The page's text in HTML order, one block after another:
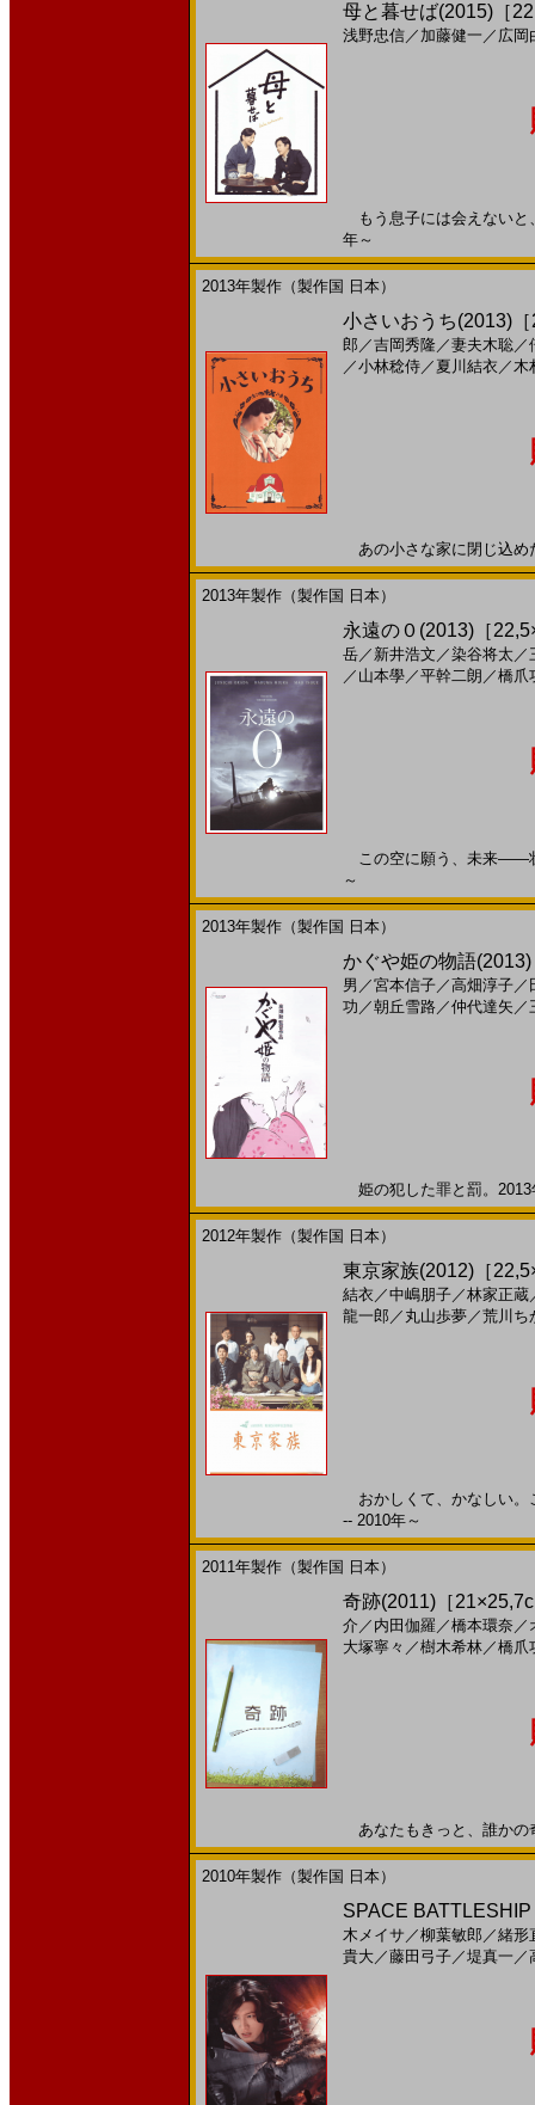
母と暮せば(2015)［
浅野忠信／ 加藤健一 ／ 広岡
もう息子には会えない
年～
2013年製作（製作国 日本）
小さいおうち(2013)
郎 ／吉岡秀隆／妻夫木聡／
／小林稔侍／ 夏川結衣 ／木
あの小さな家に閉じ込
2013年製作（製作国 日本）
永遠の０(2013)［
岳／ 新井浩文 ／染谷将太 ／
／ 山本學／平幹二朗 ／橋爪
この空に願う、未来――
～
2013年製作（製作国 日本）
かぐや姫の物語
男 ／宮本信子／高畑淳子／
功 ／朝丘雪路／仲代達矢 ／
姫の犯した罪と罰。
2012年製作（製作国 日本）
東京家族(2012)［
結衣 ／中嶋朋子／林家正蔵
龍一郎 ／ 丸山歩夢／荒川ち
おかしくて、かなしい
-- 2010年～
2011年製作（製作国 日本）
奇跡(2011)［
介 ／ 内田伽羅 ／橋本環奈 ／
大塚寧々 ／樹木希林／橋爪
あなたもきっと、誰か
2010年製作（製作国 日本）
SPACE
木メイサ ／柳葉敏郎 ／緒形
貴大／藤田弓子／堤真一 ／